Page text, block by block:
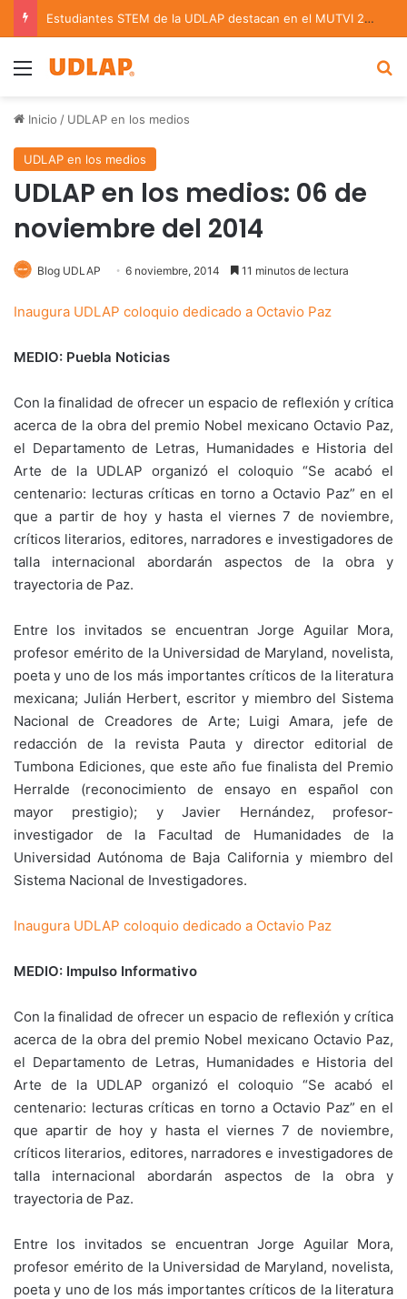
Estudiantes STEM de la UDLAP destacan en el MUTVI 2026
Menu
Inicio / UDLAP en los medios
UDLAP en los medios
UDLAP en los medios: 06 de
noviembre del 2014
Blog UDLAP 6 noviembre, 2014 11 minutos de lectura
Inaugura UDLAP coloquio dedicado a Octavio Paz
MEDIO: Puebla Noticias
Con la finalidad de ofrecer un espacio de reflexión y crítica
acerca de la obra del premio Nobel mexicano Octavio Paz,
el Departamento de Letras, Humanidades e Historia del
Arte de la UDLAP organizó el coloquio “Se acabó el
centenario: lecturas críticas en torno a Octavio Paz” en el
que a partir de hoy y hasta el viernes 7 de noviembre,
críticos literarios, editores, narradores e investigadores de
talla internacional abordarán aspectos de la obra y
trayectoria de Paz.
Entre los invitados se encuentran Jorge Aguilar Mora,
profesor emérito de la Universidad de Maryland, novelista,
poeta y uno de los más importantes críticos de la literatura
mexicana; Julián Herbert, escritor y miembro del Sistema
Nacional de Creadores de Arte; Luigi Amara, jefe de
redacción de la revista Pauta y director editorial de
Tumbona Ediciones, que este año fue finalista del Premio
Herralde (reconocimiento de ensayo en español con
mayor prestigio); y Javier Hernández, profesor-
investigador de la Facultad de Humanidades de la
Universidad Autónoma de Baja California y miembro del
Sistema Nacional de Investigadores.
Inaugura UDLAP coloquio dedicado a Octavio Paz
MEDIO: Impulso Informativo
Con la finalidad de ofrecer un espacio de reflexión y crítica
acerca de la obra del premio Nobel mexicano Octavio Paz,
el Departamento de Letras, Humanidades e Historia del
Arte de la UDLAP organizó el coloquio “Se acabó el
centenario: lecturas críticas en torno a Octavio Paz” en el
que apartir de hoy y hasta el viernes 7 de noviembre,
críticos literarios, editores, narradores e investigadores de
talla internacional abordarán aspectos de la obra y
trayectoria de Paz.
Entre los invitados se encuentran Jorge Aguilar Mora,
profesor emérito de la Universidad de Maryland, novelista,
poeta y uno de los más importantes críticos de la literatura